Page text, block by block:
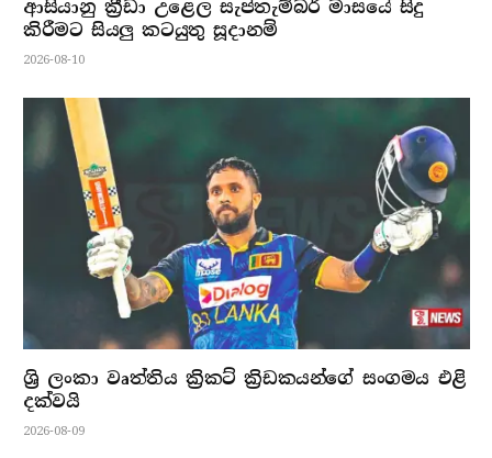
ආසියානු ක්‍රීඩා උළෙල සැප්තැම්බර් මාසයේ සිදු
කිරීමට සියලු කටයුතු සූදානම්
2026-08-10
ශ්‍රි ලංකා වෘත්තිය ක්‍රිකට් ක්‍රිඩකයන්ගේ සංගමය එළි
දක්වයි
2026-08-09